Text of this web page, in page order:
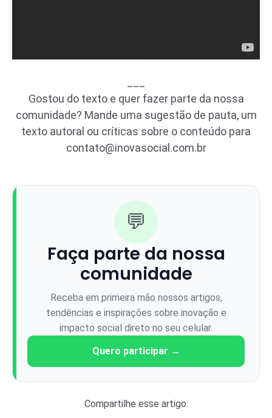
Gostou do texto e quer fazer parte da nossa
comunidade? Mande uma sugestão de pauta, um
texto autoral ou críticas sobre o conteúdo para
contato@inovasocial.com.br
💬
Faça parte da nossa
comunidade
Receba em primeira mão nossos artigos,
tendências e inspirações sobre inovação e
impacto social direto no seu celular.
Quero participar →
Compartilhe esse artigo: